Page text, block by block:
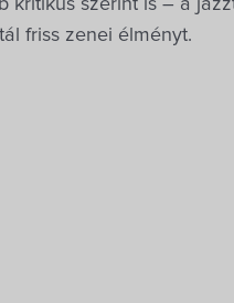
kritikus szerint is – a
friss zenei élményt.